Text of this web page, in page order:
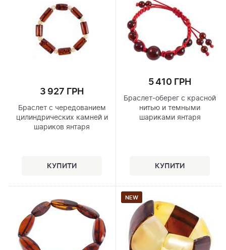
3 927 ГРН
Браслет с чередованием
цилиндрических камней и
шариков янтаря
5 410 ГРН
Браслет-оберег с красной
нитью и темными
шариками янтаря
NEW